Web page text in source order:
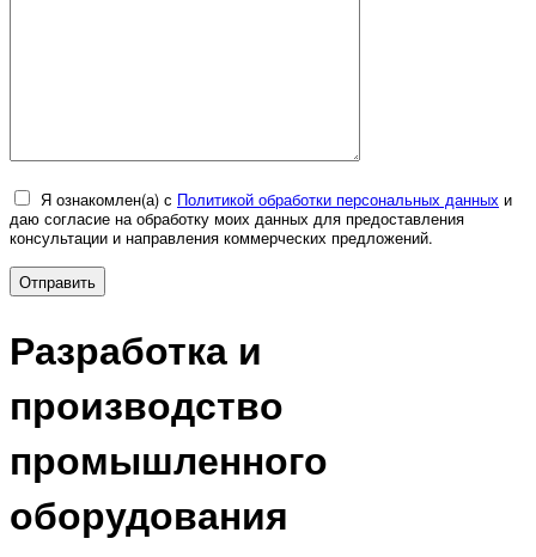
Я ознакомлен(а) с Политикой обработки персональных данных и
даю согласие на обработку моих данных для предоставления
консультации и направления коммерческих предложений.
Разработка и
производство
промышленного
оборудования